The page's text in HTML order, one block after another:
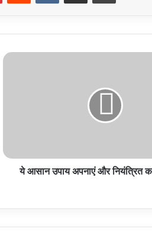
ये
शुगर
ये आसान उपाय अपनाएं और नियंत्रित